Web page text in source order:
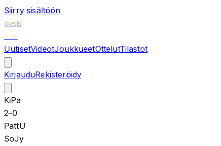
Siirry sisältöön
pesis
one
UutisetVideotJoukkueetOttelutTilastot
KirjauduRekisteröidy
KiPa
2–0
PattU
SoJy